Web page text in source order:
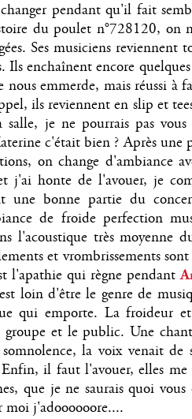
pendant qu'il fait
du poulet n°728120, on
Ses musiciens reviennent
Ils enchaînent encore
emmerde, mais réussi à
ils reviennent en slip et
salle, je ne pourrais pas
c'était bien ? Après une
on change d'ambiance
j'ai honte de l'avouer, je
une bonne partie du
de froide perfection
l'acoustique très moyenne
et vrombrissements
l'apathie qui règne pendant
loin d'être le genre de
qui emporte. La froideur
groupe et le public. Une
la voix venait
il faut l'avouer, elles
que je ne saurais quoi
j'adoooooore....